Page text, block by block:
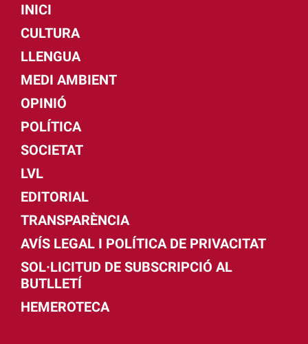
INICI
CULTURA
LLENGUA
MEDI AMBIENT
OPINIÓ
POLÍTICA
SOCIETAT
LVL
EDITORIAL
TRANSPARÈNCIA
AVÍS LEGAL I POLÍTICA DE PRIVACITAT
SOL·LICITUD DE SUBSCRIPCIÓ AL
BUTLLETÍ
HEMEROTECA